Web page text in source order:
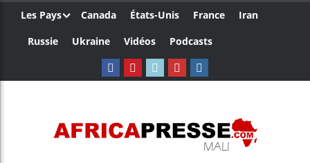
Les Pays Canada États-Unis France
Iran
Russie
Ukraine Vidéos Podcasts